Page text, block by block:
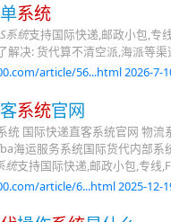
系统
系统支持国际快递,邮政小包,专
解决: 货代算不清空派,海派等
article/56...html 2026-7-
系统官网
统 国际快递直客系统官网 物
海运服务系统国际货代内部
统支持国际快递,邮政小包,专线
article/6...html 2025-12-